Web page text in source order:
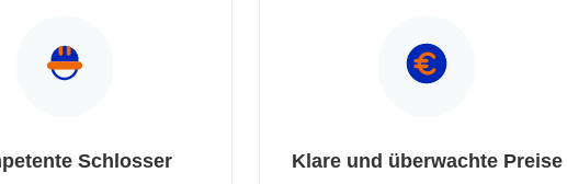
Schlosser Klare und überwachte Preise